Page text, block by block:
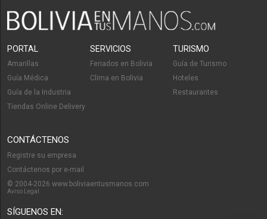
PORTAL
Amarillas
Guía Médica
Guía de la Industria
Tiendas Online Delivery
SERVICIOS
Feriados en Bolivia
Clima en Bolivia
TURISMO
Guía de Turismo
Hoteles
Restaurantes
CONTÁCTENOS
Registre su empresa
Contáctenos por e-mail
© 2004-2026 www.boliviaentusmanos.com
Aviso Legal
SÍGUENOS EN: